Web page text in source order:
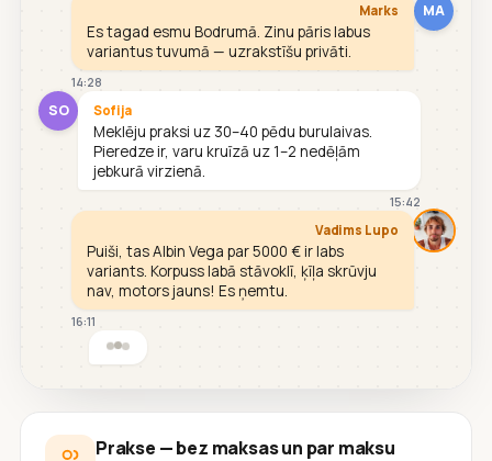
MA
Marks
Es tagad esmu Bodrumā. Zinu pāris labus
variantus tuvumā — uzrakstīšu privāti.
14:28
SO Sofija
Meklēju praksi uz 30–40 pēdu burulaivas.
Pieredze ir, varu kruīzā uz 1–2 nedēļām
jebkurā virzienā.
15:42
Vadims Lupo
Puiši, tas Albin Vega par 5000 € ir labs
variants. Korpuss labā stāvoklī, ķīļa skrūvju
nav, motors jauns! Es ņemtu.
16:11
Prakse — bez maksas un par maksu